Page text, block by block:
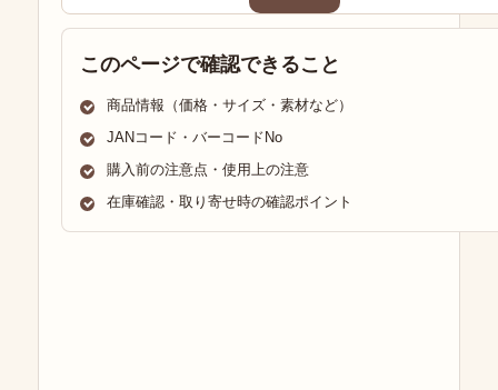
このページで確認できること
商品情報（価格・サイズ・素材など）
JANコード・バーコードNo
購入前の注意点・使用上の注意
在庫確認・取り寄せ時の確認ポイント